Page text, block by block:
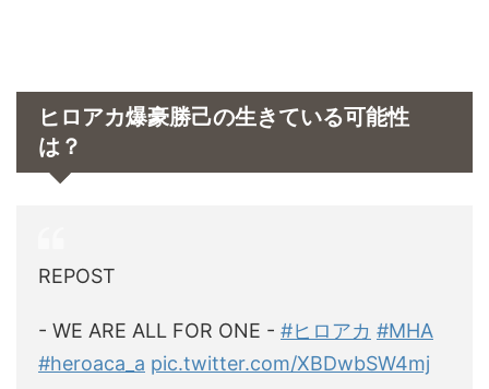
ヒロアカ爆豪勝己の生きている可能性
は？
REPOST
- WE ARE ALL FOR ONE - #ヒロアカ #MHA
#heroaca_a pic.twitter.com/XBDwbSW4mj